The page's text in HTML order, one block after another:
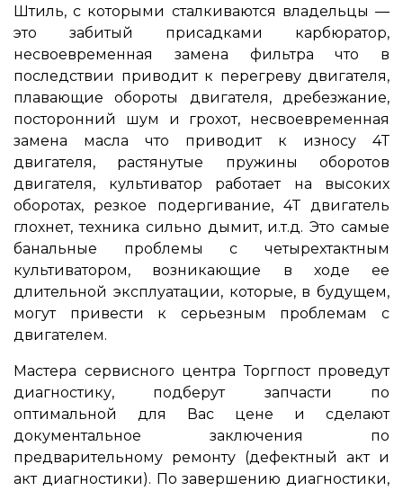
Штиль, с которыми сталкиваются владельцы ―
это забитый присадками карбюратор,
несвоевременная замена фильтра что в
последствии приводит к перегреву двигателя,
плавающие обороты двигателя, дребезжание,
посторонний шум и грохот, несвоевременная
замена масла что приводит к износу 4Т
двигателя, растянутые пружины оборотов
двигателя, культиватор работает на высоких
оборотах, резкое подергивание, 4Т двигатель
глохнет, техника сильно дымит, и.т.д. Это самые
банальные проблемы с четырехтактным
культиватором, возникающие в ходе ее
длительной эксплуатации, которые, в будущем,
могут привести к серьезным проблемам с
двигателем.
Мастера сервисного центра Торгпост проведут
диагностику, подберут запчасти по
оптимальной для Вас цене и сделают
документальное заключения по
предварительному ремонту (дефектный акт и
акт диагностики). По завершению диагностики,